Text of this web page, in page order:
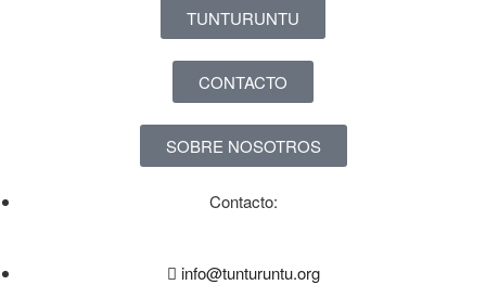
TUNTURUNTU
CONTACTO
SOBRE NOSOTROS
Contacto:
info@tunturuntu.org